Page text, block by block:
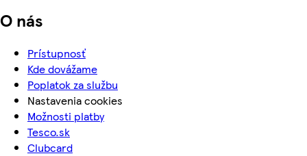
O nás
Prístupnosť
Kde dovážame
Poplatok za službu
Nastavenia cookies
Možnosti platby
Tesco.sk
Clubcard